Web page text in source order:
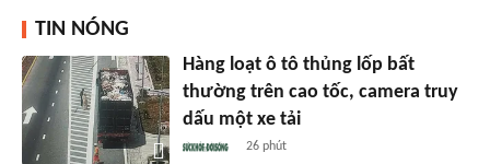
TIN NÓNG
Hàng loạt ô tô thủng lốp bất
thường trên cao tốc, camera truy
dấu một xe tải
26 phút